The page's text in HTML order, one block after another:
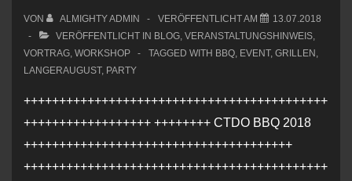
VON ALMIGHTY ADMIN VERÖFFENTLICHT AM
13.07.2018
VERÖFFENTLICHT IN BLOG, VERANSTALTUNGSHINWEIS,
VORTRAG, WORKSHOP TAGGED WITH BBQ, EVENT, GRILLEN ,
LANGERAUGUST, PARTY
+++++++++++++++++++++++++++++++++++++++++++
++++++++++++++++++ ++++++++ CTDO BBQ 2018
++++++++++++++++++++++++++++++++++++++
+++++++++++++++++++++++++++++++++++++++++++